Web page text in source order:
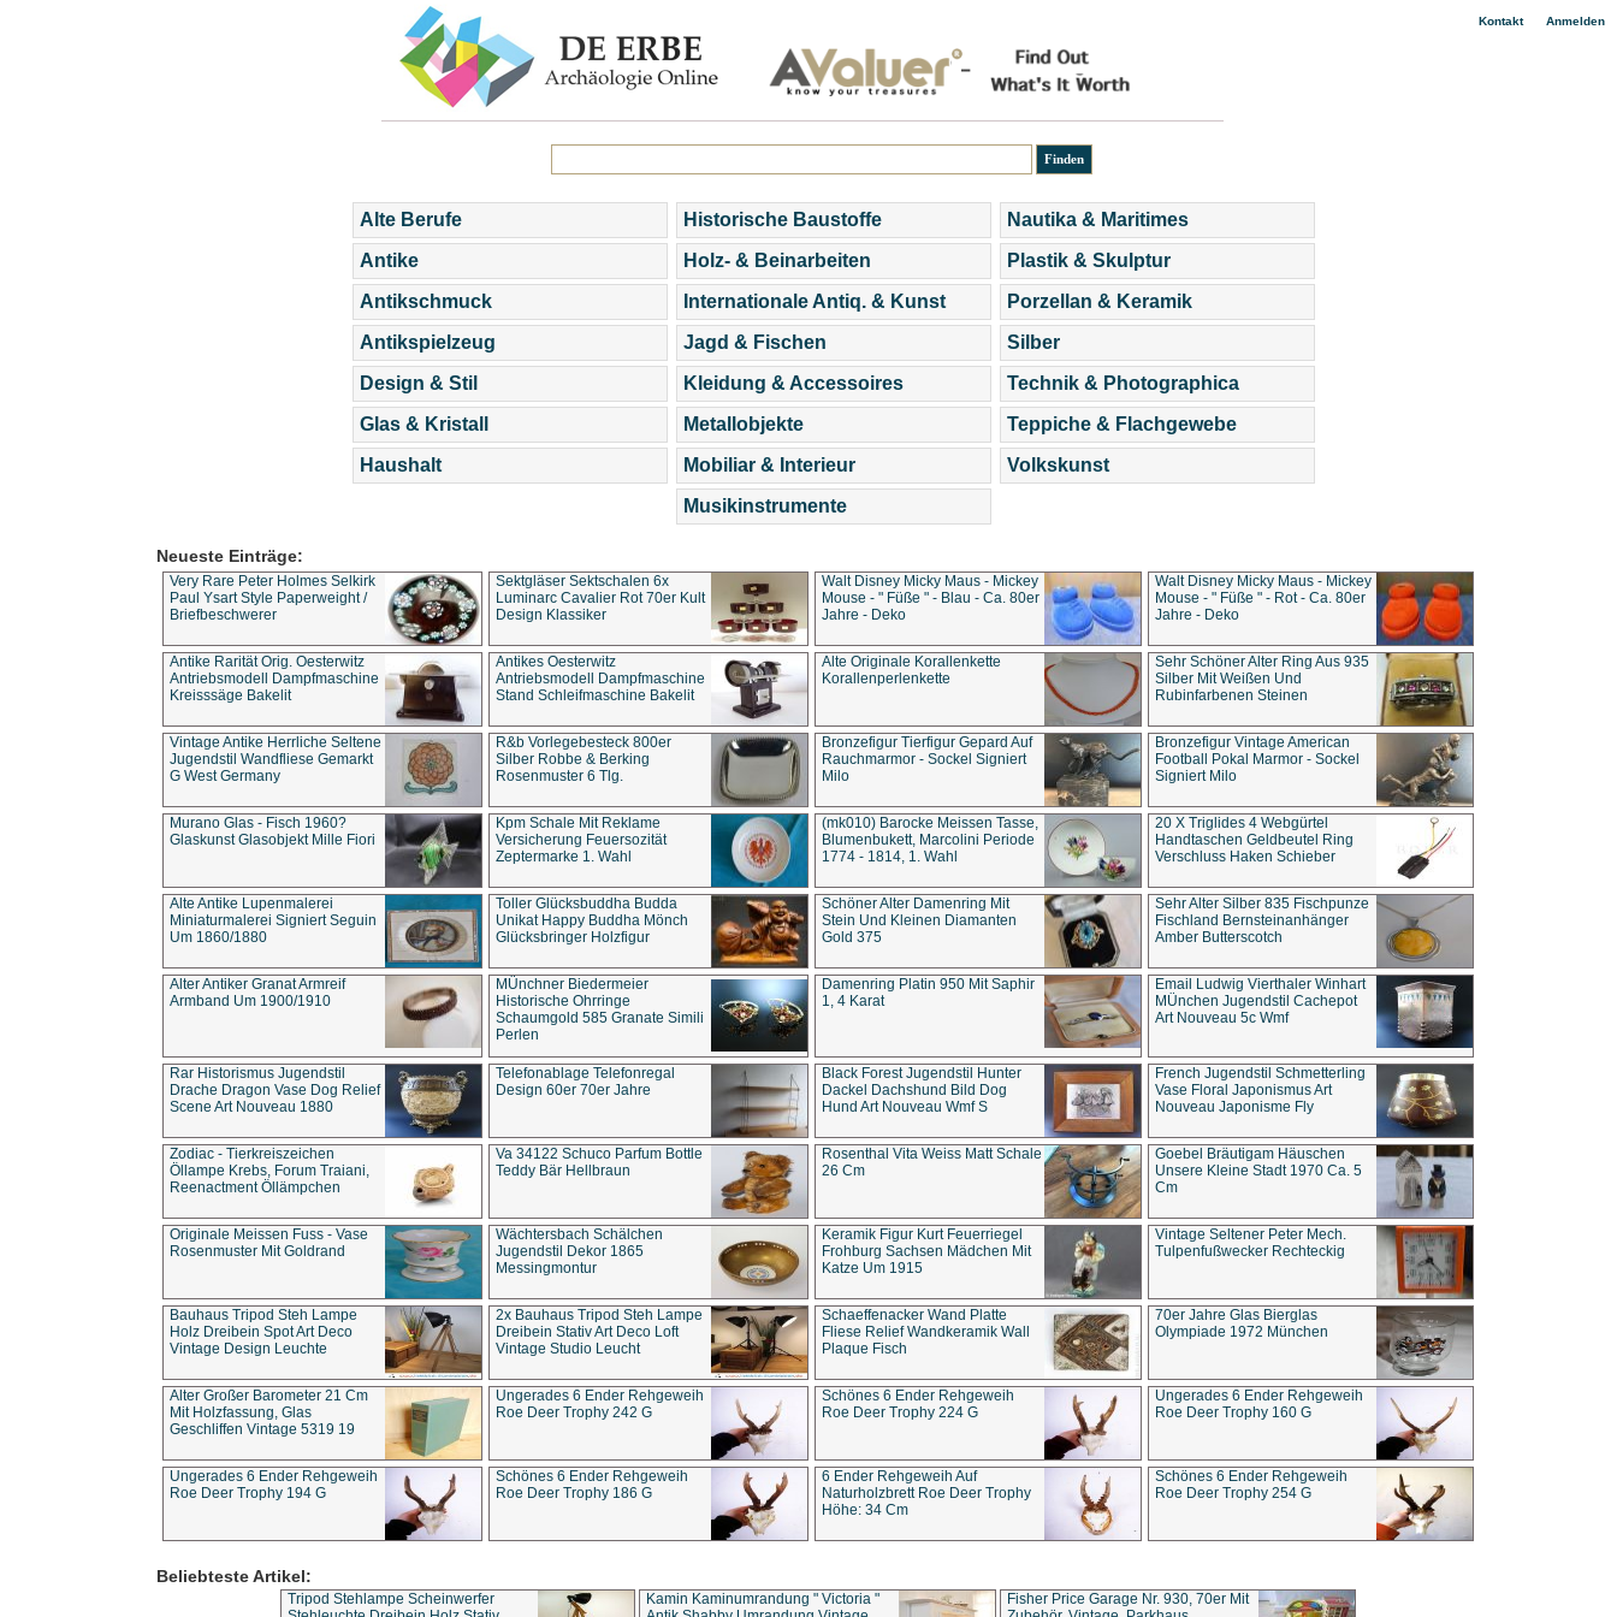
Kontakt| Anmelden
Alte Berufe
Antike
Antikschmuck
Antikspielzeug
Design & Stil
Glas & Kristall
Haushalt
Historische Baustoffe
Holz- & Beinarbeiten
Internationale Antiq. & Kunst
Jagd & Fischen
Kleidung & Accessoires
Metallobjekte
Mobiliar & Interieur
Musikinstrumente
Nautika & Maritimes
Plastik & Skulptur
Porzellan & Keramik
Silber
Technik & Photographica
Teppiche & Flachgewebe
Volkskunst
Neueste Einträge:
Very Rare Peter Holmes Selkirk
Paul Ysart Style Paperweight /
Briefbeschwerer
Sektgläser Sektschalen 6x
Luminarc Cavalier Rot 70er Kult
Design Klassiker
Walt Disney Micky Maus - Mickey
Mouse - " Füße " - Blau - Ca. 80er
Jahre - Deko
Walt Disney Micky Maus - Mickey
Mouse - " Füße " - Rot - Ca. 80er
Jahre - Deko
Antike Rarität Orig. Oesterwitz
Antriebsmodell Dampfmaschine
Kreisssäge Bakelit
Antikes Oesterwitz
Antriebsmodell Dampfmaschine
Stand Schleifmaschine Bakelit
Alte Originale Korallenkette
Korallenperlenkette
Sehr Schöner Alter Ring Aus 935
Silber Mit Weißen Und
Rubinfarbenen Steinen
Vintage Antike Herrliche Seltene
Jugendstil Wandfliese Gemarkt
G West Germany
R&b Vorlegebesteck 800er
Silber Robbe & Berking
Rosenmuster 6 Tlg.
Bronzefigur Tierfigur Gepard Auf
Rauchmarmor - Sockel Signiert
Milo
Bronzefigur Vintage American
Football Pokal Marmor - Sockel
Signiert Milo
Murano Glas - Fisch 1960?
Glaskunst Glasobjekt Mille Fiori
Kpm Schale Mit Reklame
Versicherung Feuersozität
Zeptermarke 1. Wahl
(mk010) Barocke Meissen Tasse,
Blumenbukett, Marcolini Periode
1774 - 1814, 1. Wahl
20 X Triglides 4 Webgürtel
Handtaschen Geldbeutel Ring
Verschluss Haken Schieber
Alte Antike Lupenmalerei
Miniaturmalerei Signiert Seguin
Um 1860/1880
Toller Glücksbuddha Budda
Unikat Happy Buddha Mönch
Glücksbringer Holzfigur
Schöner Alter Damenring Mit
Stein Und Kleinen Diamanten
Gold 375
Sehr Alter Silber 835 Fischpunze
Fischland Bernsteinanhänger
Amber Butterscotch
Alter Antiker Granat Armreif
Armband Um 1900/1910
MÜnchner Biedermeier
Historische Ohrringe
Schaumgold 585 Granate Simili
Perlen
Damenring Platin 950 Mit Saphir
1, 4 Karat
Email Ludwig Vierthaler Winhart
MÜnchen Jugendstil Cachepot
Art Nouveau 5c Wmf
Rar Historismus Jugendstil
Drache Dragon Vase Dog Relief
Scene Art Nouveau 1880
Telefonablage Telefonregal
Design 60er 70er Jahre
Black Forest Jugendstil Hunter
Dackel Dachshund Bild Dog
Hund Art Nouveau Wmf S
French Jugendstil Schmetterling
Vase Floral Japonismus Art
Nouveau Japonisme Fly
Zodiac - Tierkreiszeichen
Öllampe Krebs, Forum Traiani,
Reenactment Öllämpchen
Va 34122 Schuco Parfum Bottle
Teddy Bär Hellbraun
Rosenthal Vita Weiss Matt Schale
26 Cm
Goebel Bräutigam Häuschen
Unsere Kleine Stadt 1970 Ca. 5
Cm
Originale Meissen Fuss - Vase
Rosenmuster Mit Goldrand
Wächtersbach Schälchen
Jugendstil Dekor 1865
Messingmontur
Keramik Figur Kurt Feuerriegel
Frohburg Sachsen Mädchen Mit
Katze Um 1915
Vintage Seltener Peter Mech.
Tulpenfußwecker Rechteckig
Bauhaus Tripod Steh Lampe
Holz Dreibein Spot Art Deco
Vintage Design Leuchte
2x Bauhaus Tripod Steh Lampe
Dreibein Stativ Art Deco Loft
Vintage Studio Leucht
Schaeffenacker Wand Platte
Fliese Relief Wandkeramik Wall
Plaque Fisch
70er Jahre Glas Bierglas
Olympiade 1972 München
Alter Großer Barometer 21 Cm
Mit Holzfassung, Glas
Geschliffen Vintage 5319 19
Ungerades 6 Ender Rehgeweih
Roe Deer Trophy 242 G
Schönes 6 Ender Rehgeweih
Roe Deer Trophy 224 G
Ungerades 6 Ender Rehgeweih
Roe Deer Trophy 160 G
Ungerades 6 Ender Rehgeweih
Roe Deer Trophy 194 G
Schönes 6 Ender Rehgeweih
Roe Deer Trophy 186 G
6 Ender Rehgeweih Auf
Naturholzbrett Roe Deer Trophy
Höhe: 34 Cm
Schönes 6 Ender Rehgeweih
Roe Deer Trophy 254 G
Beliebteste Artikel:
Tripod Stehlampe Scheinwerfer
Kamin Kaminumrandung " Victoria "
Fisher Price Garage Nr. 930, 70er Mit